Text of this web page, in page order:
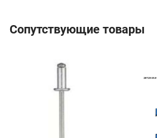
Сопутствующие товары